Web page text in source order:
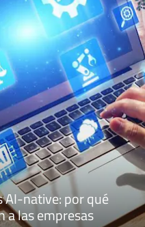
AI-native: por qué
a las empresas